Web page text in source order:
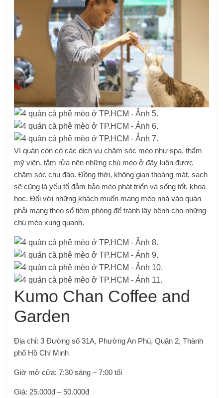
Vì quán còn có các dịch vụ chăm sóc mèo như spa, thẩm
mỹ viện, tắm rửa nên những chú mèo ở đây luôn được
chăm sóc chu đáo. Đồng thời, không gian thoáng mát, sạch
sẽ cũng là yếu tố đảm bảo mèo phát triển và sống tốt, khoa
học. Đối với những khách muốn mang mèo nhà vào quán
phải mang theo sổ tiêm phòng để tránh lây bệnh cho những
chú mèo xung quanh.
Kumo Chan Coffee and
Garden
Địa chỉ: 3 Đường số 31A, Phường An Phú, Quận 2, Thành
phố Hồ Chí Minh
Giờ mở cửa: 7:30 sáng – 7:00 tối
Giá: 25.000đ – 50.000đ